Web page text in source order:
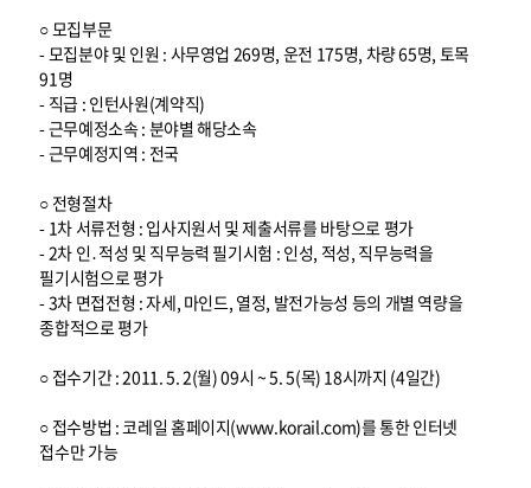
○ 모집부문
- 모집분야 및 인원 : 사무영업 269명, 운전 175명, 차량 65명, 토목
91명
- 직급 : 인턴사원(계약직)
- 근무예정소속 : 분야별 해당소속
- 근무예정지역 : 전국
○ 전형절차
- 1차 서류전형 : 입사지원서 및 제출서류를 바탕으로 평가
- 2차 인․적성 및 직무능력 필기시험 : 인성, 적성, 직무능력을
필기시험으로 평가
- 3차 면접전형 : 자세, 마인드, 열정, 발전가능성 등의 개별 역량을
종합적으로 평가
○ 접수기간 : 2011. 5. 2(월) 09시 ~ 5. 5(목) 18시까지 (4일간)
○ 접수방법 : 코레일 홈페이지(www.korail.com)를 통한 인터넷
접수만 가능